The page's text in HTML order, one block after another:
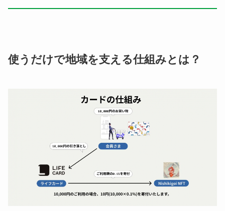
使うだけで地域を支える仕組みとは？